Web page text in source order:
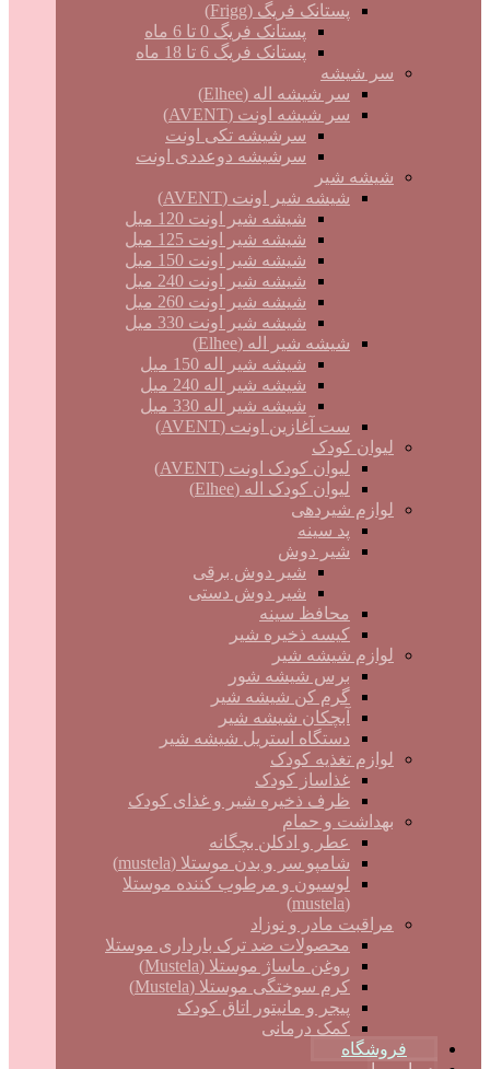
پستانک فریگ (Frigg)
پستانک فریگ 0 تا 6 ماه
پستانک فریگ 6 تا 18 ماه
سر شیشه
سر شیشه اله (Elhee)
سر شیشه اونت (AVENT)
سرشیشه تکی اونت
سرشیشه دوعددی اونت
شیشه شیر
شیشه شیر اونت (AVENT)
شیشه شیر اونت 120 میل
شیشه شیر اونت 125 میل
شیشه شیر اونت 150 میل
شیشه شیر اونت 240 میل
شیشه شیر اونت 260 میل
شیشه شیر اونت 330 میل
شیشه شیر اله (Elhee)
شیشه شیر اله 150 میل
شیشه شیر اله 240 میل
شیشه شیر اله 330 میل
ست آغازین اونت (AVENT)
لیوان کودک
لیوان کودک اونت (AVENT)
لیوان کودک اله (Elhee)
لوازم شیردهی
پد سینه
شیر دوش
شیر دوش برقی
شیر دوش دستی
محافظ سینه
کیسه ذخیره شیر
لوازم شیشه شیر
برس شیشه شور
گرم کن شیشه شیر
آبچکان شیشه شیر
دستگاه استریل شیشه شیر
لوازم تغذیه کودک
غذاساز کودک
ظرف ذخیره شیر و غذای کودک
بهداشت و حمام
عطر و ادکلن بچگانه
شامپو سر و بدن موستلا (mustela)
لوسیون و مرطوب کننده موستلا
(mustela)
مراقبت مادر و نوزاد
محصولات ضد ترک بارداری موستلا
روغن ماساژ موستلا (Mustela)
کرم سوختگی موستلا (Mustela)
پیجر و مانیتور اتاق کودک
کمک درمانی
فروشگاه